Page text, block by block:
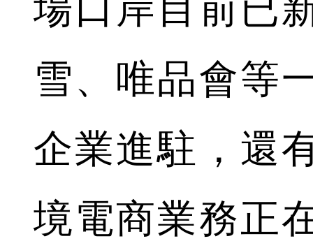
場口岸目前已
雪、唯品會等
企業進駐，還
境電商業務正